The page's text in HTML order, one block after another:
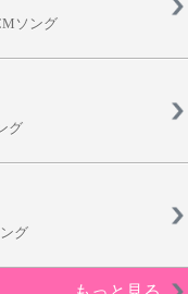
ソング
グ
グ